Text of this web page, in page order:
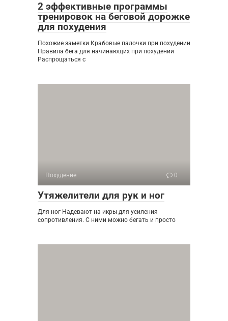
2 эффективные программы
тренировок на беговой дорожке
для похудения
Похожие заметки Крабовые палочки при похудении
Правила бега для начинающих при похудении
Распрощаться с
Похудение 0
Утяжелители для рук и ног
Для ног Надевают на икры для усиления
сопротивления. С ними можно бегать и просто